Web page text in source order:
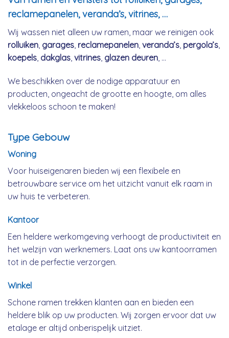
reclamepanelen, veranda’s, vitrines, …
Wij wassen niet alleen uw ramen, maar we reinigen ook
rolluiken garages reclamepanelen veranda’s pergola’s
koepels dakglas vitrines glazen deuren , …
We beschikken over de nodige apparatuur en
producten, ongeacht de grootte en hoogte, om alles
vlekkeloos schoon te maken!
Type Gebouw
Woning
Voor huiseigenaren bieden wij een flexibele en
betrouwbare service om het uitzicht vanuit elk raam in
uw huis te verbeteren.
Kantoor
Een heldere werkomgeving verhoogt de productiviteit en
het welzijn van werknemers. Laat ons uw kantoorramen
tot in de perfectie verzorgen.
Winkel
Schone ramen trekken klanten aan en bieden een
heldere blik op uw producten. Wij zorgen ervoor dat uw
etalage er altijd onberispelijk uitziet.